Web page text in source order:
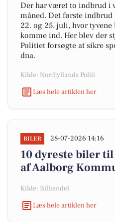
Der har været to indbrud i
måned. Det første
22. og 25. juli, hvor
komme ind. Her blev der
Politiet forsøgte at sikre
dna.
Kilde: Nordjyllands Politi
Læs hele artiklen her
BILER 28-07-2026 14:16
10 dyreste biler
af Aalborg
Kilde: Bilhandel
Læs hele artiklen her